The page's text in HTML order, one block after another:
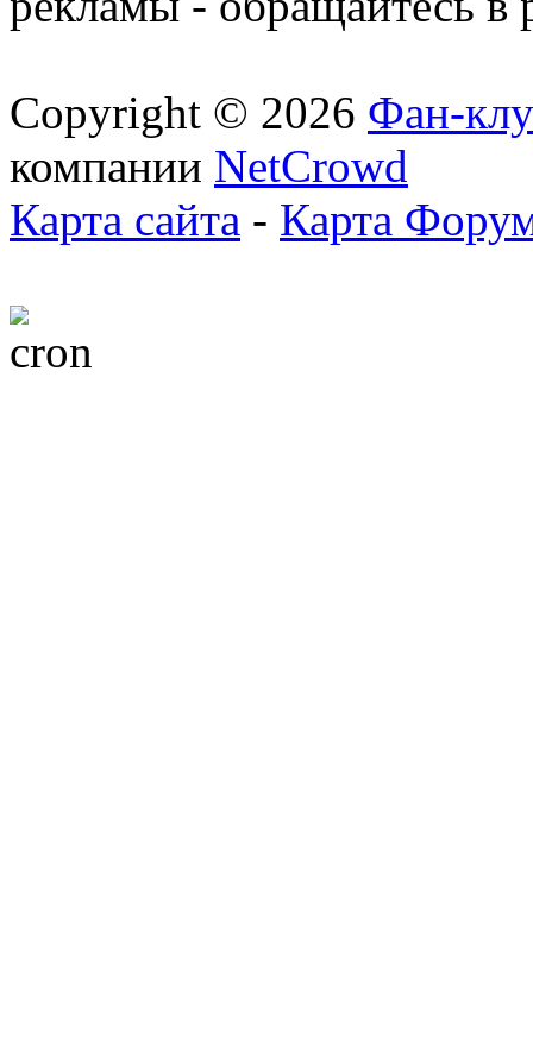
Copyright © 2026 Фан-
компании NetCrowd
Карта сайта - Карта